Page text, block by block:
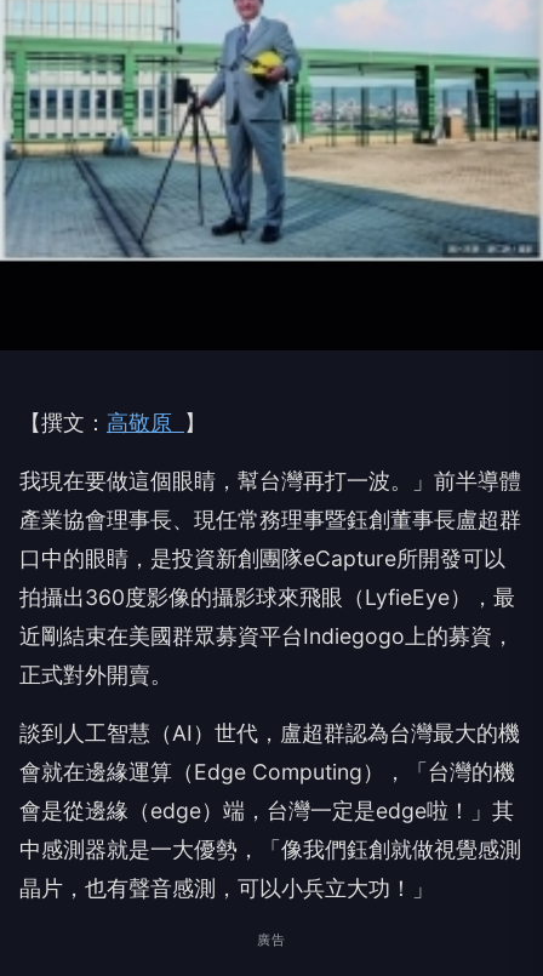
【撰文： 高敬原 】
我現在要做這個眼睛，幫台灣再打一波。」前半導體
產業協會理事長、現任常務理事暨鈺創董事長盧超群
口中的眼睛，是投資新創團隊eCapture所開發可以
拍攝出360度影像的攝影球來飛眼（LyfieEye），最
近剛結束在美國群眾募資平台Indiegogo上的募資，
正式對外開賣。
談到人工智慧（AI）世代，盧超群認為台灣最大的機
會就在邊緣運算（Edge Computing），「台灣的機
會是從邊緣（edge）端，台灣一定是edge啦！」其
中感測器就是一大優勢，「像我們鈺創就做視覺感測
晶片，也有聲音感測，可以小兵立大功！」
廣告